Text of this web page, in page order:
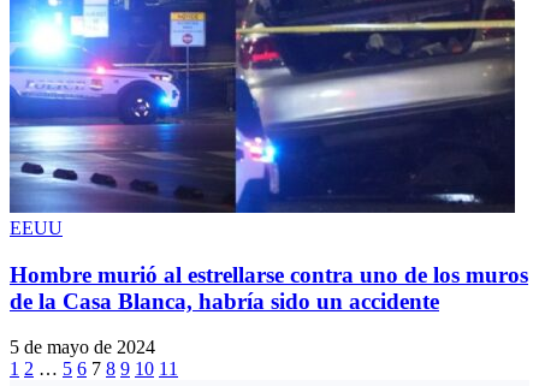
EEUU
Hombre murió al estrellarse contra uno de los muros
de la Casa Blanca, habría sido un accidente
5 de mayo de 2024
1 2 … 5 6 7 8 9 10 11